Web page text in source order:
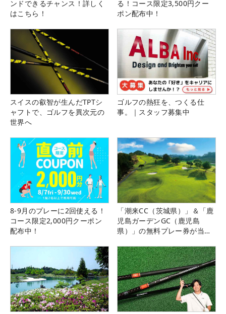
ンドできるチャンス！詳しく
はこちら！
る！コース限定3,500円クー
ポン配布中！
スイスの叡智が生んだTPTシ
ャフトで、ゴルフを異次元の
世界へ
ゴルフの熱狂を、つくる仕
事。｜スタッフ募集中
8-9月のプレーに2回使える！
コース限定2,000円クーポン
配布中！
「潮来CC（茨城県）」＆「鹿
児島ガーデンGC（鹿児島
県）」の無料プレー券が当た